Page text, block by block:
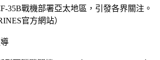
35B戰機部署亞太地區，引發各界關注。
官方網站）